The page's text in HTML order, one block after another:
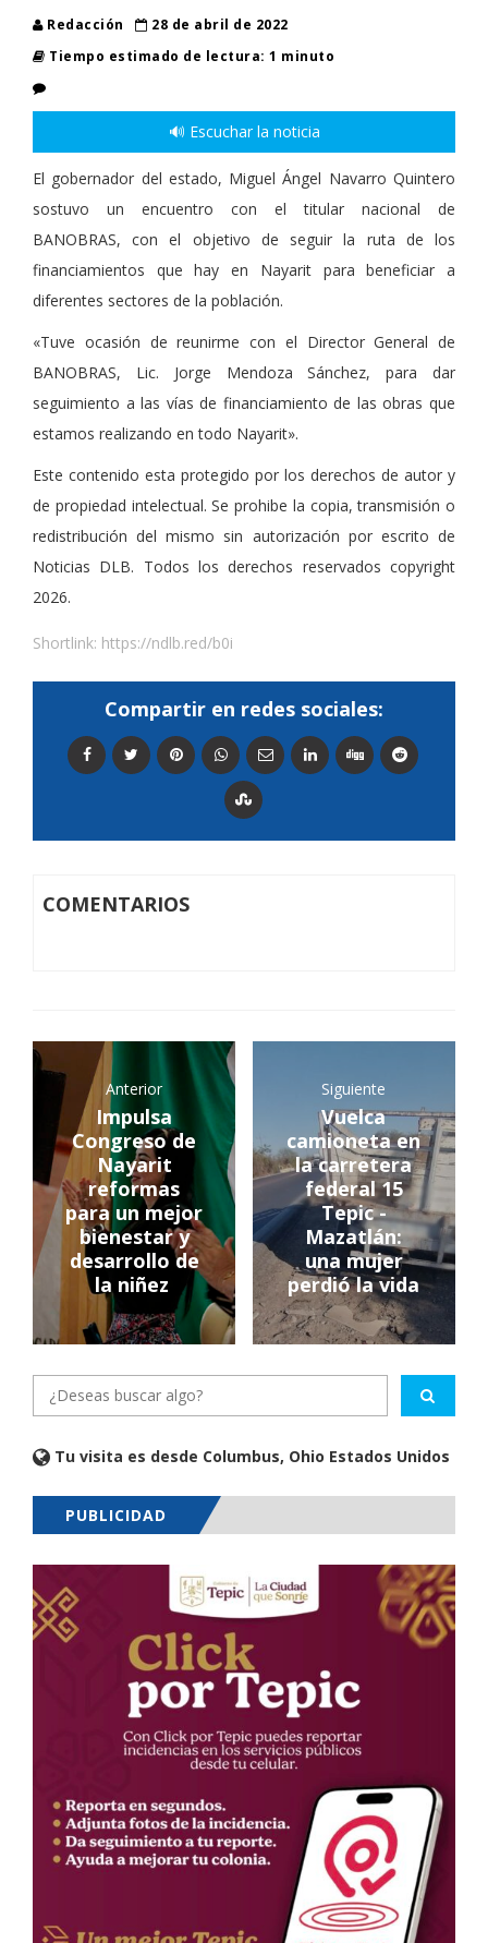
Redacción
28 de abril de 2022
Tiempo estimado de lectura: 1 minuto
🔊 Escuchar la noticia
El gobernador del estado, Miguel Ángel Navarro Quintero
sostuvo un encuentro con el titular nacional de
BANOBRAS, con el objetivo de seguir la ruta de los
financiamientos que hay en Nayarit para beneficiar a
diferentes sectores de la población.
«Tuve ocasión de reunirme con el Director General de
BANOBRAS, Lic. Jorge Mendoza Sánchez, para dar
seguimiento a las vías de financiamiento de las obras que
estamos realizando en todo Nayarit».
Este contenido esta protegido por los derechos de autor y
de propiedad intelectual. Se prohibe la copia, transmisión o
redistribución del mismo sin autorización por escrito de
Noticias DLB. Todos los derechos reservados copyright
2026.
Shortlink: https://ndlb.red/b0i
Compartir en redes sociales:
COMENTARIOS
Anterior
Impulsa
Congreso de
Nayarit
reformas
para un mejor
bienestar y
desarrollo de
la niñez
Siguiente
Vuelca
camioneta en
la carretera
federal 15
Tepic -
Mazatlán:
una mujer
perdió la vida
Tu visita es desde Columbus, Ohio Estados Unidos
PUBLICIDAD